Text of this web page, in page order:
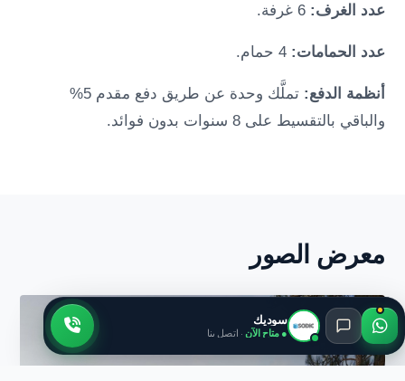
عدد الغرف: 6 غرفة.
عدد الحمامات: 4 حمام.
أنظمة الدفع:
تملَّك وحدة عن طريق دفع مقدم 5%
والباقي بالتقسيط على 8 سنوات بدون فوائد.
معرض الصور
سوديك
● متاح الآن · اتصل بنا